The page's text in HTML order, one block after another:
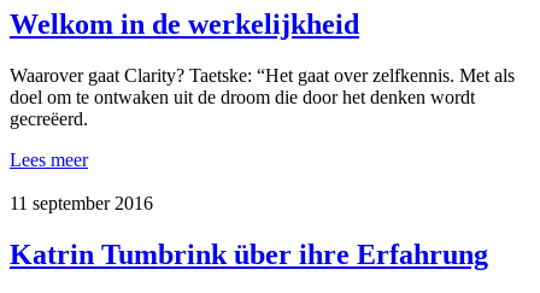
Welkom in de werkelijkheid
Waarover gaat Clarity? Taetske: “Het gaat over zelfkennis. Met als
doel om te ontwaken uit de droom die door het denken wordt
gecreëerd.
Lees meer
11 september 2016
Katrin Tumbrink über ihre Erfahrung